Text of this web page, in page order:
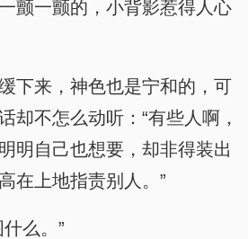
颤一颤的，小背影惹得人心
下来，神色也是宁和的，可
却不怎么动听：“有些人啊，
明自己也想要，却非得装出
在上地指责别人。”
么。”